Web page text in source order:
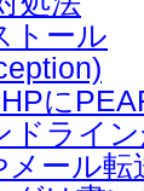
トール
に
ドライ
メール